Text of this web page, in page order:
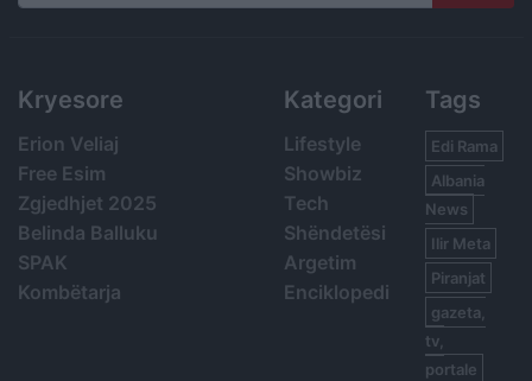
Search
Kryesore
Erion Veliaj
Free Esim
Zgjedhjet 2025
Belinda Balluku
SPAK
Kombëtarja
Kategori
Lifestyle
Showbiz
Tech
Shëndetësi
Argetim
Enciklopedi
Tags
Edi Rama
Albania
News
Ilir Meta
Piranjat
gazeta,
tv,
portale